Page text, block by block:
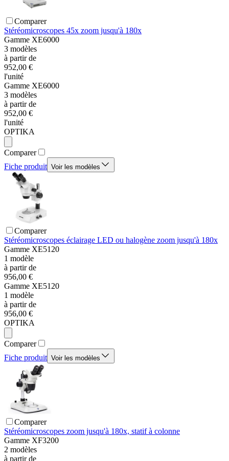
Comparer
Stéréomicroscopes 45x zoom jusqu'à 180x
Gamme XE6000
3 modèles
à partir de
952,00 €
l'unité
Gamme XE6000
3 modèles
à partir de
952,00 €
l'unité
OPTIKA
Comparer
Fiche produit Voir les modèles
Comparer
Stéréomicroscopes éclairage LED ou halogène zoom jusqu'à 180x
Gamme XE5120
1 modèle
à partir de
956,00 €
Gamme XE5120
1 modèle
à partir de
956,00 €
OPTIKA
Comparer
Fiche produit Voir les modèles
Comparer
Stéréomicroscopes zoom jusqu'à 180x, statif à colonne
Gamme XF3200
2 modèles
à partir de